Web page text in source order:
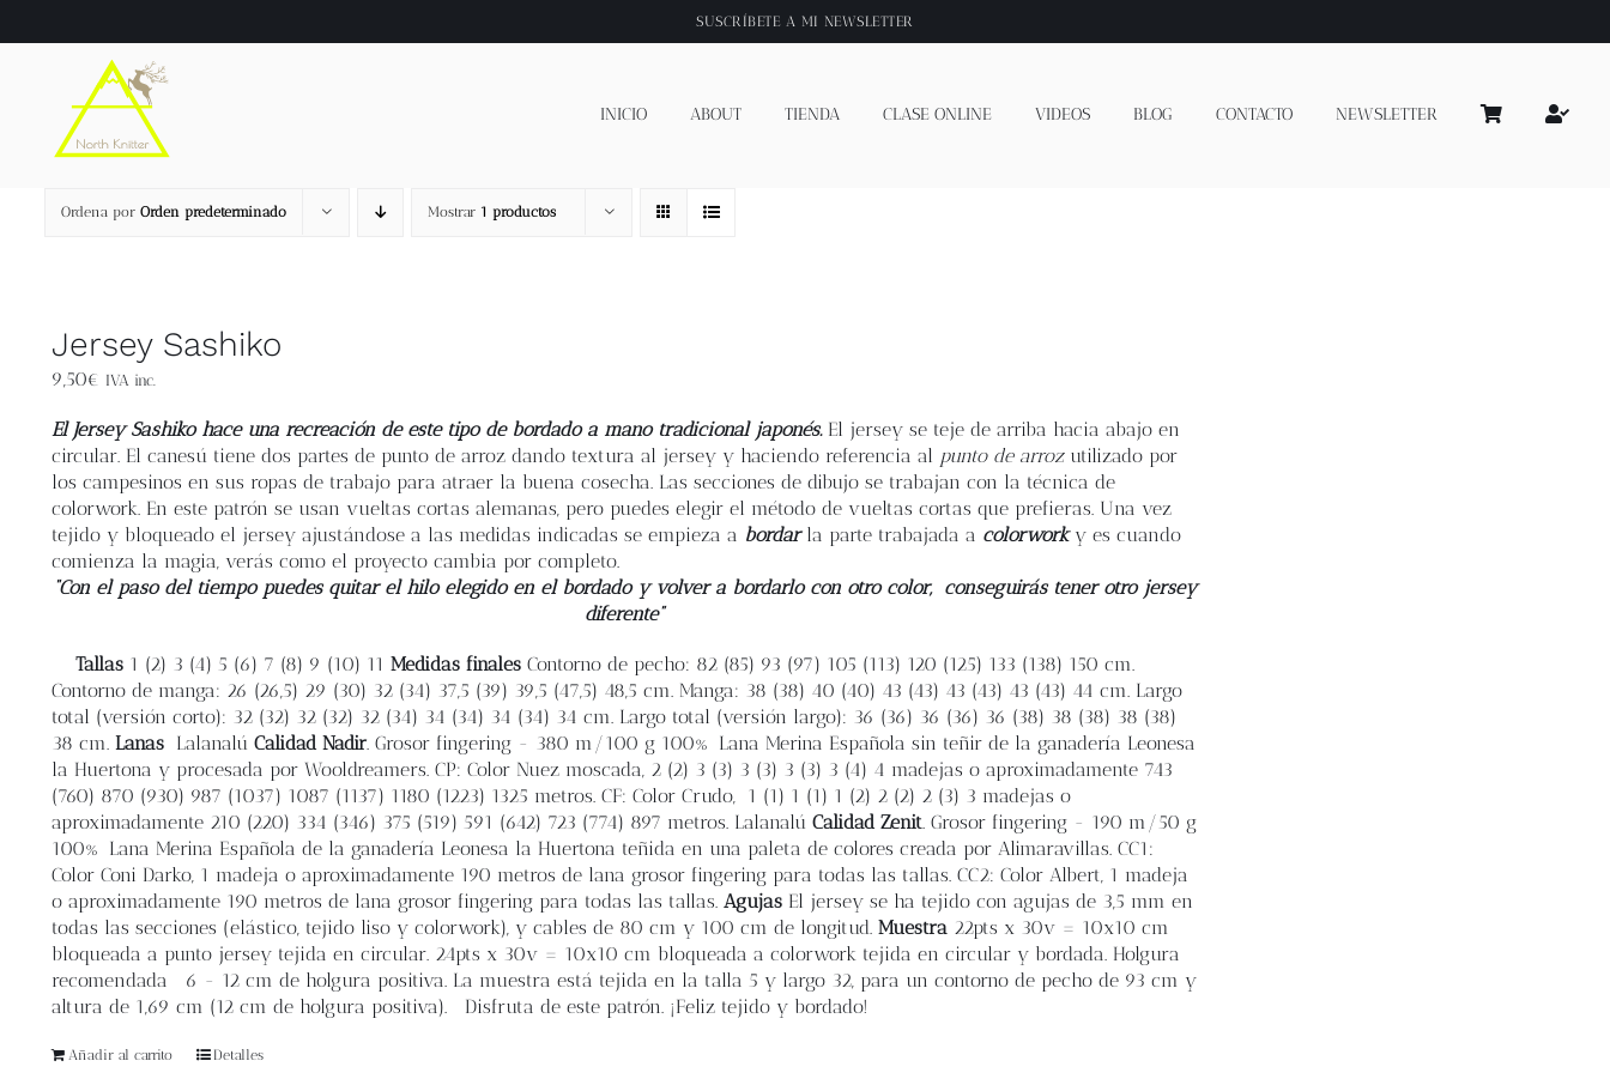
al
SUSCRÍBETE A MI NEWSLETTER
INICIO ABOUT TIENDA CLASE ONLINE VIDEOS BLOG CONTACTO NEWSLETTER
Ordena por Orden predeterminado Mostrar 1 productos
Jersey Sashiko
9,50€ IVA inc.
El Jersey Sashiko hace una recreación de este tipo de bordado a mano tradicional japonés.El jersey se teje de arriba hacia abajo en
circular. El canesú tiene dos partes de punto de arroz dando textura al jersey y haciendo referencia al punto de arrozutilizado por
los campesinos en sus ropas de trabajo para atraer la buena cosecha. Las secciones de dibujo se trabajan con la técnica de
colorwork. En este patrón se usan vueltas cortas alemanas, pero puedes elegir el método de vueltas cortas que prefieras. Una vez
tejido y bloqueado el jersey ajustándose a las medidas indicadas se empieza a bordarla parte trabajada a colorwork y es cuando
comienza la magia, verás como el proyecto cambia por completo.
“Con el paso del tiempo puedes quitar el hilo elegido en el bordado y volver a bordarlo con otro color, conseguirás tener otro jersey
diferente”
Tallas 1 (2) 3 (4) 5 (6) 7 (8) 9 (10) 11Medidas finales Contorno de pecho: 82 (85) 93 (97) 105 (113) 120 (125) 133 (138) 150 cm.
Contorno de manga: 26 (26,5) 29 (30) 32 (34) 37,5 (39) 39,5 (47,5) 48,5 cm. Manga: 38 (38) 40 (40) 43 (43) 43 (43) 43 (43) 44 cm. Largo
total (versión corto): 32 (32) 32 (32) 32 (34) 34 (34) 34 (34) 34 cm. Largo total (versión largo): 36 (36) 36 (36) 36 (38) 38 (38) 38 (38)
38 cm.Lanas LalanalúCalidad Nadir. Grosor fingering - 380 m/100 g 100% Lana Merina Española sin teñir de la ganadería Leonesa
la Huertona y procesada por Wooldreamers. CP: Color Nuez moscada, 2 (2) 3 (3) 3 (3) 3 (3) 3 (4) 4 madejas o aproximadamente 743
(760) 870 (930) 987 (1037) 1087 (1137) 1180 (1223) 1325 metros. CF: Color Crudo, 1 (1) 1 (1) 1 (2) 2 (2) 2 (3) 3 madejas o
aproximadamente 210 (220) 334 (346) 375 (519) 591 (642) 723 (774) 897 metros. LalanalúCalidad Zenit. Grosor fingering - 190 m/50 g
100% Lana Merina Española de la ganadería Leonesa la Huertona teñida en una paleta de colores creada por Alimaravillas. CC1:
Color Coni Darko, 1 madeja o aproximadamente 190 metros de lana grosor fingering para todas las tallas. CC2: Color Albert, 1 madeja
o aproximadamente 190 metros de lana grosor fingering para todas las tallas.Agujas El jersey se ha tejido con agujas de 3,5 mm en
todas las secciones (elástico, tejido liso y colorwork), y cables de 80 cm y 100 cm de longitud.Muestra 22pts x 30v = 10x10 cm
bloqueada a punto jersey tejida en circular. 24pts x 30v = 10x10 cm bloqueada a colorwork tejida en circular y bordada. Holgura
recomendada
6 - 12 cm de holgura positiva. La muestra está tejida en la talla 5 y largo 32, para un contorno de pecho de 93 cm y
altura de 1,69 cm (12 cm de holgura positiva). Disfruta de este patrón. ¡Feliz tejido y bordado!
Añadir al carrito Detalles